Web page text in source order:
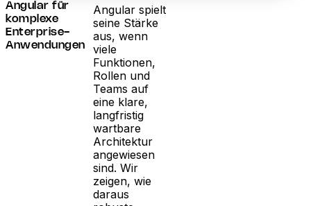
Angular für
komplexe
Enterprise-
Anwendungen
Angular spielt
seine Stärke
aus, wenn
viele
Funktionen,
Rollen und
Teams auf
eine klare,
langfristig
wartbare
Architektur
angewiesen
sind. Wir
zeigen, wie
daraus